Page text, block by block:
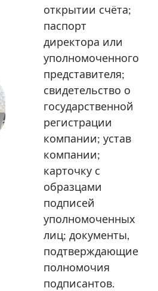
открытии счёта;
паспорт
директора или
уполномоченного
представителя;
свидетельство о
государственной
регистрации
компании; устав
компании;
карточку с
образцами
подписей
уполномоченных
лиц; документы,
подтверждающие
полномочия
подписантов.